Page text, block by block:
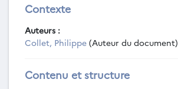
Contexte
Auteurs :
Collet, Philippe (Auteur du document)
Contenu et structure